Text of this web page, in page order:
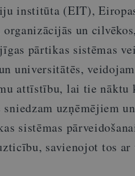
institūta (EIT),
un
pārtikas sistēmas
universitātēs,
attīstību, lai tie nāktu
uzņēmējiem
sistēmas
savienojot tos